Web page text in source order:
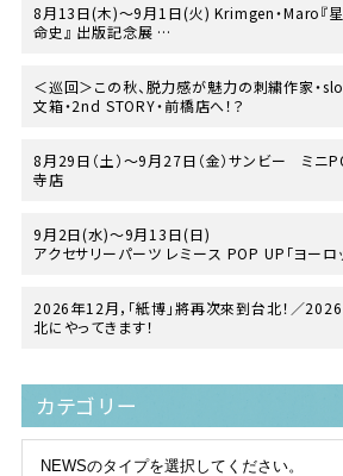
8月13日(木)〜9月1日(火) Krimgen・Maro『
命史』 出版記念展
＜巡回＞この秋、脱力感が魅力の刺繍作家・
文箱・2nd STORY・前橋店へ！？
8月29日（土）〜9月27日（金）サンビー ミ
寺店
9月2日(水)～9月13日(日)
アクセサリーパーツ レミース POP UP「ヨーロ
2026年12月，「紙博」將再次來到台北！／
北にやってきます！
カテゴリー